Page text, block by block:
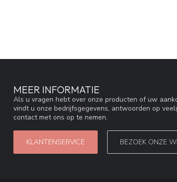
MEER INFORMATIE
Als u vragen hebt over onze producten of uw
vindt u onze bedrijfsgegevens, antwoorden op
contact met ons op te nemen.
KLANTENSERVICE BEZOEK ONZE